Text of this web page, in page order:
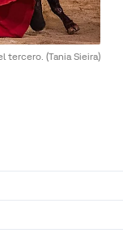
tercero. (Tania Sieira)